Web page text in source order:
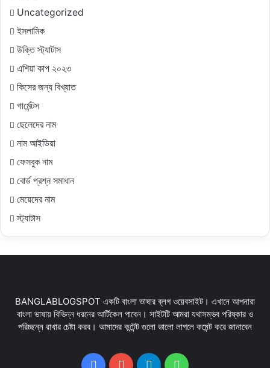
Uncategorized
ইসলামিক
উক্তি স্ট্যাটাস
এশিয়া কাপ ২০২৩
কিসের জন্য বিখ্যাত
গার্মেন্টস
ছেলেদের নাম
নাম আইডিয়া
ফেসবুক নাম
বোর্ড প্রশ্ন সমাধান
মেয়েদের নাম
স্ট্যাটাস
BANGLABLOGSPOT একটি বাংলা ভাষার ব্লগ ওয়েবসাইট। এখানে আপনারা
বাংলা ভাষায় বিভিন্ন ধরনের আর্টিকেল পাবেন। সাইটটি আমরা যথাসম্ভব পরিষ্কার ও
পরিচ্ছন্ন রাখার চেষ্টা করব। আমাদের কন্টেন্ট গুলো ভালো লাগলে কমেন্ট করে জানাবেন
FacebookYouTubeTelegramWhatsApp